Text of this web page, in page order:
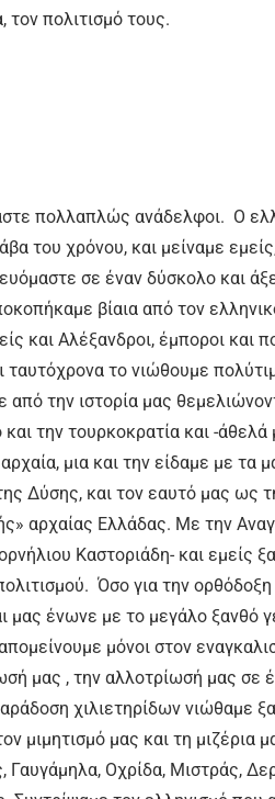
τον πολιτισμό τους.
πολλαπλώς ανάδελφοι. Ο
του χρόνου, και μείναμε
σε έναν δύσκολο και
βίαια από τον
και Αλέξανδροι, έμποροι και
ταυτόχρονα το νιώθουμε
την ιστορία μας
την τουρκοκρατία και -
μια και την είδαμε με τα
Δύσης, και τον εαυτό μας
αρχαίας Ελλάδας. Με την
Καστοριάδη- και εμείς
Όσο για την
μας ένωνε με το μεγάλο ξανθό
μόνοι στον
μας , την αλλοτρίωσή μας σε
χιλιετηρίδων νιώθαμε
μιμητισμό μας και τη μιζέρια
Οχρίδα, Μιστράς,